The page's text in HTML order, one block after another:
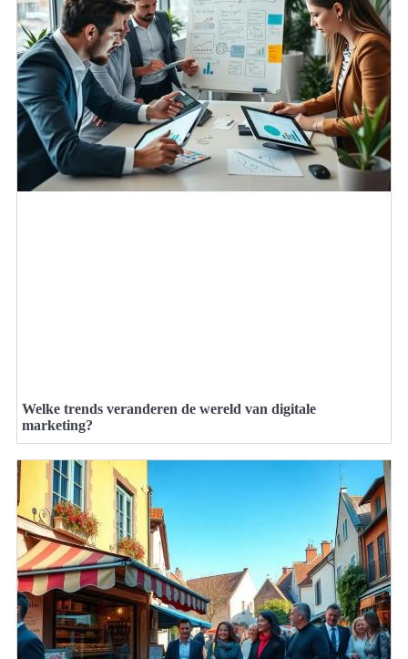
Welke trends veranderen de wereld van digitale
marketing?